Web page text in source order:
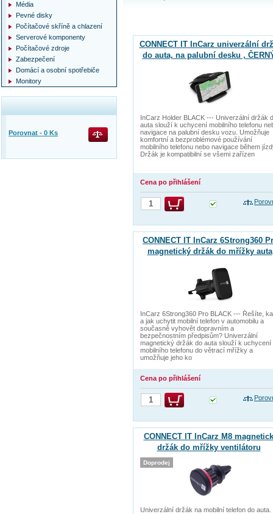
CONNECT IT InCarz univerzální
do auta, na palubní desku ,
InCarz Holder BLACK --- Univerzální držák
auta slouží k uchycení mobilního telefonu
navigace na palubní desku vozu. Umožňuje
komfortní a bezproblémové používání
mobilního telefonu nebo navigace během
Držák je kompatibilní se všemi zařízen
Cena po přihlášení
CONNECT IT InCarz 6Strong360
magnetický držák do mřížky auta
InCarz 6Strong360 Pro BLACK --- Řešíte,
a jak uchytit mobilní telefon v automobilu a
současně vyhovět dopravním a
bezpečnostním předpisům? Univerzální
magnetický držák do auta slouží k uchycení
mobilního telefonu do větrací mřížky a
umožňuje jeho ko
Cena po přihlášení
CONNECT IT InCarz M8
držák do mřížky ventilátoru
Univerzální držák na mobilní telefon do auta.
Doprodej
Média
Pevné disky
Počítačové skříně a chlazení
Serverové komponenty
Počítačové zdroje
Zabezpečení
Domácí a osobní spotřebiče
Monitory
Porovnat - 0 Ks